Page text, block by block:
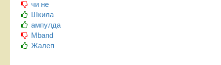
чи не
Шкила
ампулда
Mband
Жалеп